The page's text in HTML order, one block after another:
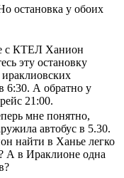
остановка у обоих
с КТЕЛ Ханион
эту остановку
6:30. А обратно у
21:00.
мне понятно,
автобус в 5.30.
найти в Ханье легко
А в Ираклионе одна